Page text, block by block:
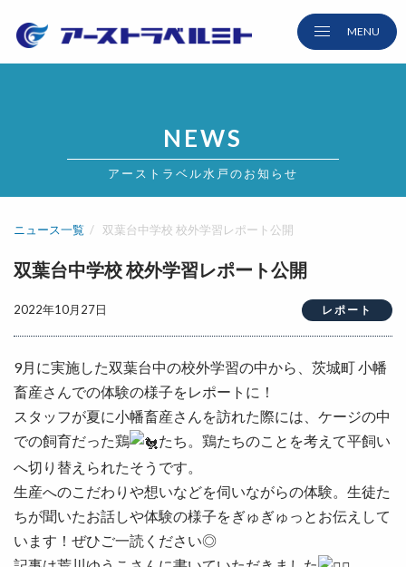
NEWS
アーストラベル水戸のお知らせ
ニュース一覧 双葉台中学校 校外学習レポート公開
双葉台中学校 校外学習レポート公開
2022年10月27日 レポート
9月に実施した双葉台中の校外学習の中から、茨城町 小幡
畜産さんでの体験の様子をレポートに！
スタッフが夏に小幡畜産さんを訪れた際には、ケージの中
での飼育だった鶏
たち。鶏たちのことを考えて平飼い
へ切り替えられたそうです。
生産へのこだわりや想いなどを伺いながらの体験。生徒た
ちが聞いたお話しや体験の様子をぎゅぎゅっとお伝えして
います！ぜひご一読ください◎